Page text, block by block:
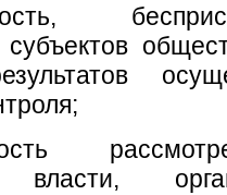
власти,